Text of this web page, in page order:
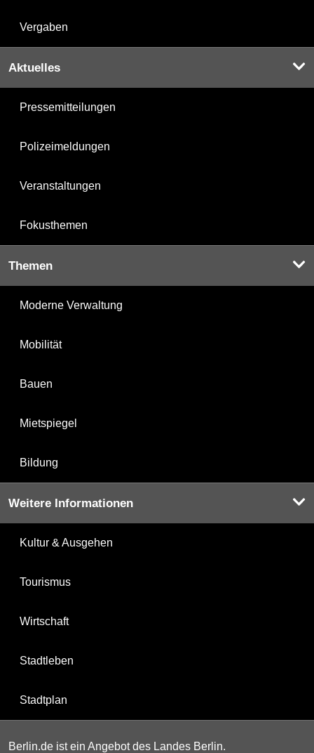
Vergaben
Aktuelles
Pressemitteilungen
Polizeimeldungen
Veranstaltungen
Fokusthemen
Themen
Moderne Verwaltung
Mobilität
Bauen
Mietspiegel
Bildung
Weitere Informationen
Kultur & Ausgehen
Tourismus
Wirtschaft
Stadtleben
Stadtplan
Berlin.de ist ein Angebot des Landes Berlin.